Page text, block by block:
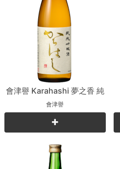
會津譽 Karahashi 夢之香 純
米吟釀
會津譽